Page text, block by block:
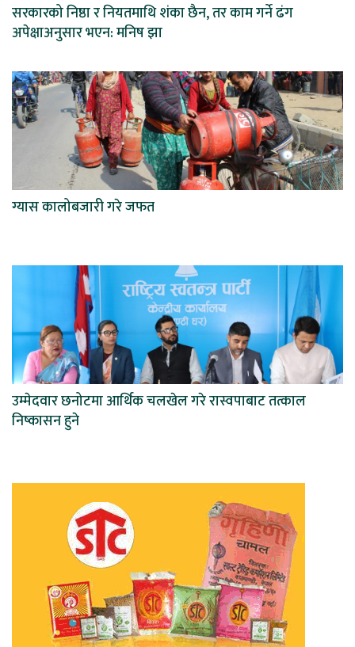
सरकारको निष्ठा र नियतमाथि शंका छैन, तर काम गर्ने ढंग
अपेक्षाअनुसार भएन: मनिष झा
ग्यास कालोबजारी गरे जफत
उम्मेदवार छनोटमा आर्थिक चलखेल गरे रास्वपाबाट तत्काल
निष्कासन हुने